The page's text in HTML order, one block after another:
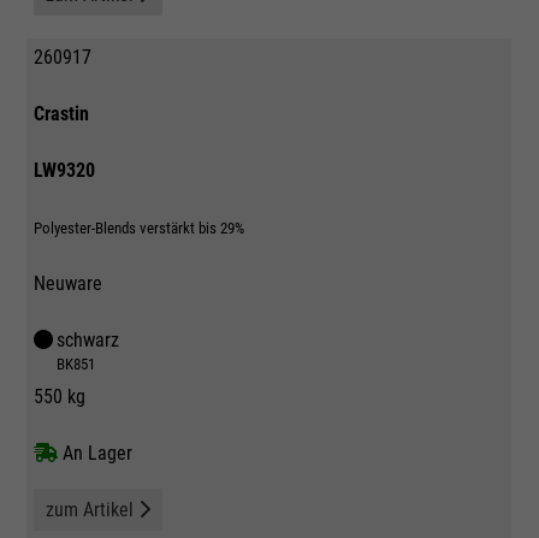
260917
Crastin
LW9320
Polyester-Blends verstärkt bis 29%
Neuware
schwarz
BK851
550 kg
An Lager
zum Artikel